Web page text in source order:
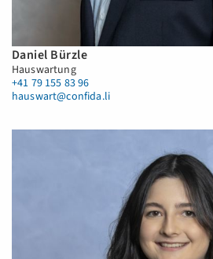
Daniel Bürzle
Hauswartung
+41 79 155 83 96
hauswart@confida.li